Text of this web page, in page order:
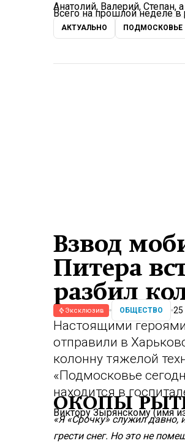
Анатолий, Валерий, Степан,
Всего на прошлой неделе в
АКТУАЛЬНО ПОДМОСКОВЬЕ
Взвод
Питера
разбил
Эксклюзив ОБЩЕСТВО 25
Настоящими
отправили в
колонну тяжелой
«Подмосковье
находится в
ОКОПЫ
Виктору Зырянскому (имя
«Я «Срочку» служил давно,
грести снег. Но это не